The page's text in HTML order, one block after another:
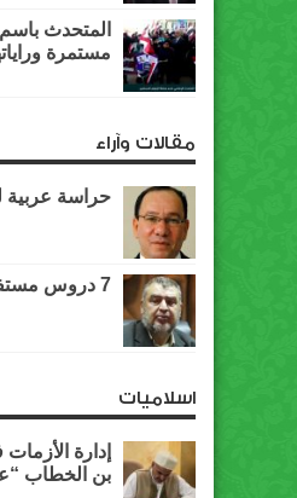
المتحدث باسم
مستمرة
مقالات وآراء
حراسة عربية
7 دروس مستفادة من ثورة يناير
اسلاميات
إدارة
بن الخطاب